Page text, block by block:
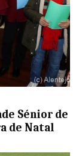
Sénior de
de Natal